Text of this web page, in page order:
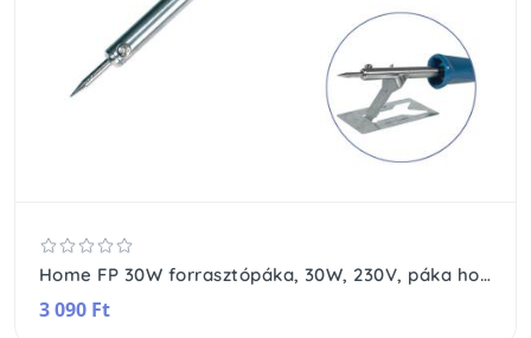
Home FP 30W forrasztópáka, 30W, 230V, páka hossza: 240 mm, tartozék asztali támaszték, minőségi csatlakozókábel törésgátlóval
3 090 Ft